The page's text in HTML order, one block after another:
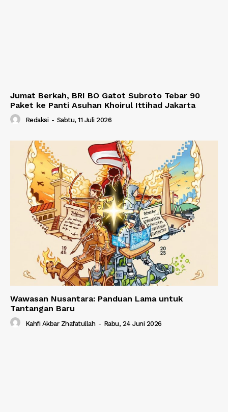
Jumat Berkah, BRI BO Gatot Subroto Tebar 90
Paket ke Panti Asuhan Khoirul Ittihad Jakarta
Redaksi - Sabtu, 11 Juli 2026
Wawasan Nusantara: Panduan Lama untuk
Tantangan Baru
Kahfi Akbar Zhafatullah - Rabu, 24 Juni 2026